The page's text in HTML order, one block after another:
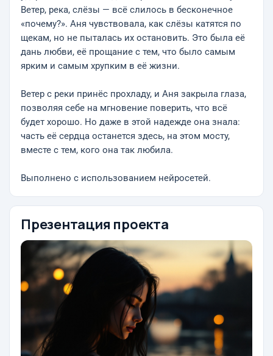
Ветер, река, слёзы — всё слилось в бесконечное
«почему?». Аня чувствовала, как слёзы катятся по
щекам, но не пыталась их остановить. Это была её
дань любви, её прощание с тем, что было самым
ярким и самым хрупким в её жизни.
Ветер с реки принёс прохладу, и Аня закрыла глаза,
позволяя себе на мгновение поверить, что всё
будет хорошо. Но даже в этой надежде она знала:
часть её сердца останется здесь, на этом мосту,
вместе с тем, кого она так любила.
Выполнено с использованием нейросетей.
Презентация проекта